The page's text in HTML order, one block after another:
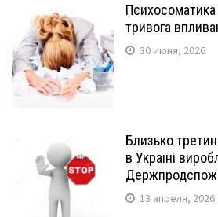
Психосоматика
тривога
30 июня, 2026
Близько
в Україні
13 апреля, 2026